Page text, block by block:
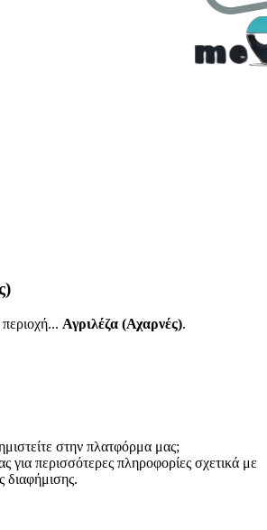
Αγριλέζα (Αχαρνές).
στην πλατφόρμα μας;
για περισσότερες πληροφορίες σχετικά με
διαφήμισης.